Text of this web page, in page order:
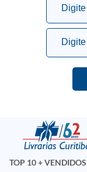
TOP 10 + VENDIDOS